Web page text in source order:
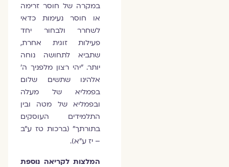
במקרה של חוסר זרימה
או חוסר נעימות כדאי
לשחרר ולבחור יחד
פעילות זוגית אחרת,
שתביא לתחושה נוחה
יותר. "יהי רצון מלפניך ה'
אלהינו שתשים שלום
בפמליא של מעלה
ובפמליא של מטה ובין
התלמידים העוסקים
בתורתך" (ברכות טז ע"ב
– יז ע"א).
המלצות לקריאה נוספת